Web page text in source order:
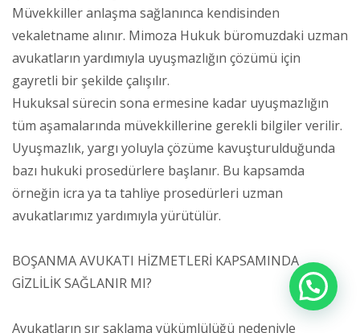
Müvekkiller anlaşma sağlanınca kendisinden
vekaletname alınır. Mimoza Hukuk büromuzdaki uzman
avukatların yardımıyla uyuşmazlığın çözümü için
gayretli bir şekilde çalışılır.
Hukuksal sürecin sona ermesine kadar uyuşmazlığın
tüm aşamalarında müvekkillerine gerekli bilgiler verilir.
Uyuşmazlık, yargı yoluyla çözüme kavuşturulduğunda
bazı hukuki prosedürlere başlanır. Bu kapsamda
örneğin icra ya ta tahliye prosedürleri uzman
avukatlarımız yardımıyla yürütülür.
BOŞANMA AVUKATI HİZMETLERİ KAPSAMINDA
GİZLİLİK SAĞLANIR MI?
Avukatların sır saklama yükümlülüğü nedeniyle